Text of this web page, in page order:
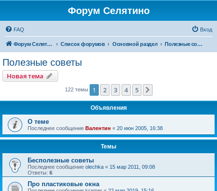
Форум Селятино
FAQ Вход
Форум Селятино Список форумов Основной раздел Полезные советы
Полезные советы
Новая тема
122 темы 1 2 3 4 5
Объявления
О теме
Последнее сообщение Валентин « 20 июн 2005, 16:38
Темы
Бесполезные советы
Последнее сообщение olechka « 15 мар 2011, 09:08
Ответы: 6
Про пластиковые окна